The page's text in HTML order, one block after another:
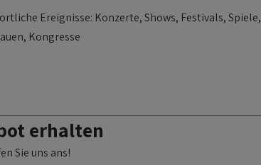
Ereignisse: Konzerte, Shows, Festivals, Spiele,
Kongresse
erhalten
Sie uns ans!